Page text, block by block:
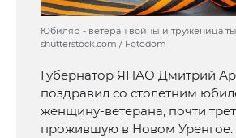
Юбиляр - ветеран войны и труженица
shutterstock.com / Fotodom
Губернатор ЯНАО Дмитрий
поздравил со столетним
женщину-ветерана, почти
прожившую в Новом Уренгое.